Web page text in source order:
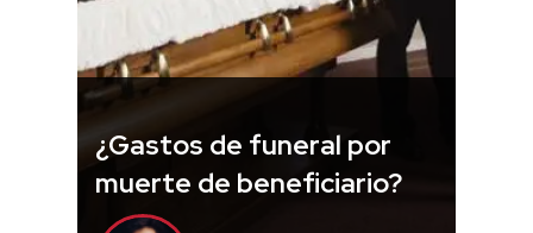
¿Gastos de funeral por
muerte de beneficiario?